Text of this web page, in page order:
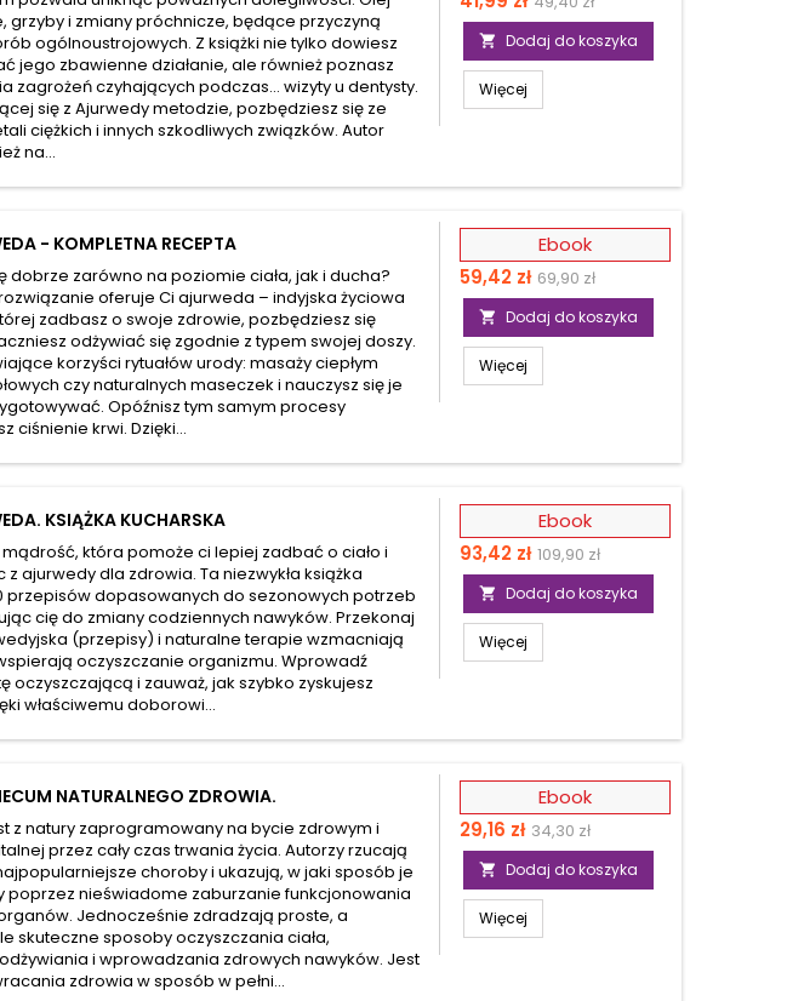
grzyby i zmiany próchnicze, będące przyczyną
ogólnoustrojowych. Z książki nie tylko dowiesz
jego zbawienne działanie, ale również poznasz
zagrożeń czyhających podczas... wizyty u dentysty.
się z Ajurwedy metodzie, pozbędziesz się ze
ciężkich i innych szkodliwych związków. Autor
na...
podstawowa
 Dodaj do koszyka
Więcej
- KOMPLETNA RECEPTA
dobrze zarówno na poziomie ciała, jak i ducha?
oferuje Ci ajurweda – indyjska życiowa
zadbasz o swoje zdrowie, pozbędziesz się
odżywiać się zgodnie z typem swojej doszy.
korzyści rytuałów urody: masaży ciepłym
czy naturalnych maseczek i nauczysz się je
Opóźnisz tym samym procesy
ciśnienie krwi. Dzięki...
Ebook
Cena
59,42 zł Cena
podstawowa
69,90 zł
 Dodaj do koszyka
Więcej
KSIĄŻKA KUCHARSKA
która pomoże ci lepiej zadbać o ciało i
z ajurwedy dla zdrowia. Ta niezwykła książka
przepisów dopasowanych do sezonowych potrzeb
cię do zmiany codziennych nawyków. Przekonaj
(przepisy) i naturalne terapie wzmacniają
oczyszczanie organizmu. Wprowadź
oczyszczającą i zauważ, jak szybko zyskujesz
właściwemu doborowi...
Ebook
Cena
93,42 zł 109,90 zł
 Dodaj do koszyka
Więcej
NATURALNEGO ZDROWIA.
z natury zaprogramowany na bycie zdrowym i
przez cały czas trwania życia. Autorzy rzucają
choroby i ukazują, w jaki sposób je
poprzez nieświadome zaburzanie funkcjonowania
Jednocześnie zdradzają proste, a
skuteczne sposoby oczyszczania ciała,
i wprowadzania zdrowych nawyków. Jest
zdrowia w sposób w pełni...
Ebook
Cena
29,16 zł Cena
podstawowa
34,30 zł
 Dodaj do koszyka
Więcej